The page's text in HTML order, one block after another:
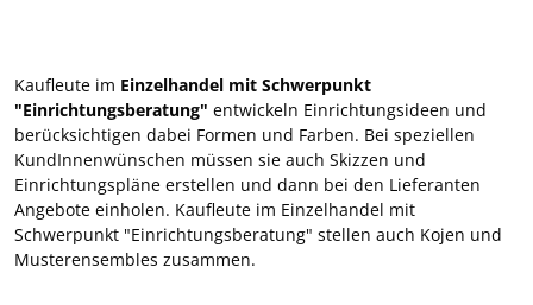
Kaufleute im Einzelhandel mit Schwerpunkt
"Einrichtungsberatung" entwickeln Einrichtungsideen und
berücksichtigen dabei Formen und Farben. Bei speziellen
KundInnenwünschen müssen sie auch Skizzen und
Einrichtungspläne erstellen und dann bei den Lieferanten
Angebote einholen. Kaufleute im Einzelhandel mit
Schwerpunkt "Einrichtungsberatung" stellen auch Kojen und
Musterensembles zusammen.